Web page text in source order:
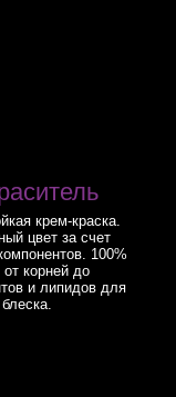
крем-краска.
цвет за счет
100%
корней до
и липидов для